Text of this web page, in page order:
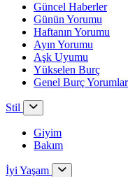
Güncel Haberler
Günün Yorumu
Haftanın Yorumu
Ayın Yorumu
Aşk Uyumu
Yükselen Burç
Genel Burç
Stil
Giyim
Bakım
İyi Yaşam